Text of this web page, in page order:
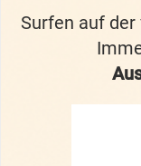
Surfen auf